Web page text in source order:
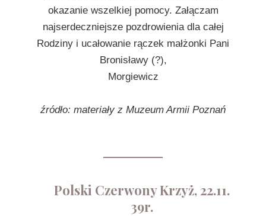
okazanie wszelkiej pomocy. Załączam
najserdeczniejsze pozdrowienia dla całej
Rodziny i ucałowanie rączek małżonki Pani
Bronisławy (?),
Morgiewicz
źródło: materiały z Muzeum Armii Poznań
Polski Czerwony Krzyż, 22.11.
39r.